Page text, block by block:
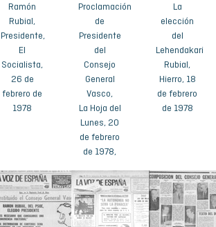
Ramón
Rubial,
Presidente,
El
Socialista,
26 de
febrero de
1978
Proclamación
de
Presidente
del
Consejo
General
Vasco,
La Hoja del
Lunes, 20
de febrero
de 1978,
La
elección
del
Lehendakari
Rubial,
Hierro, 18
de febrero
de 1978